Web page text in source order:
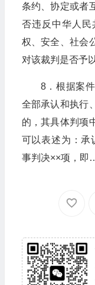
条约、协定或者
否违反中华人
权、安全、社会
对该裁判是否予
8．根据案
全部承认和执行
的，其具体判项
可以表述为：
事判决××项，即